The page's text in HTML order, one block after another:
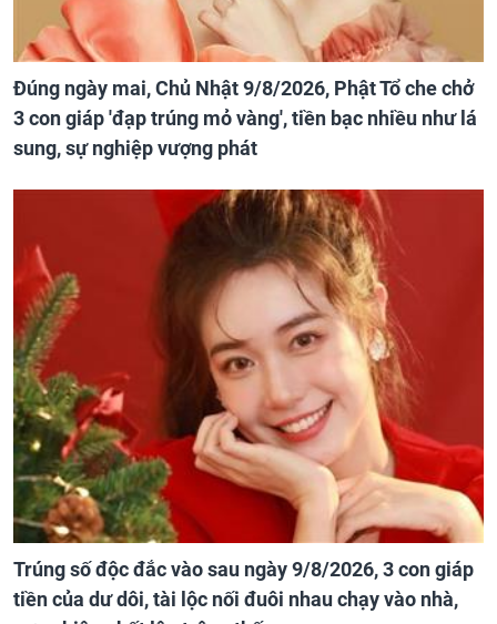
Đúng ngày mai, Chủ Nhật 9/8/2026, Phật Tổ che chở
3 con giáp 'đạp trúng mỏ vàng', tiền bạc nhiều như lá
sung, sự nghiệp vượng phát
Trúng số độc đắc vào sau ngày 9/8/2026, 3 con giáp
tiền của dư dôi, tài lộc nối đuôi nhau chạy vào nhà,